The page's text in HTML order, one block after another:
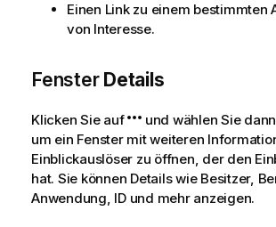
Einen Link zu einem bestimmten
von Interesse.
Fenster Details
Klicken Sie auf und wählen Sie dann
um ein Fenster mit weiteren
Einblickauslöser zu öffnen, der den
hat. Sie können Details wie Besitzer,
Anwendung, ID und mehr anzeigen.